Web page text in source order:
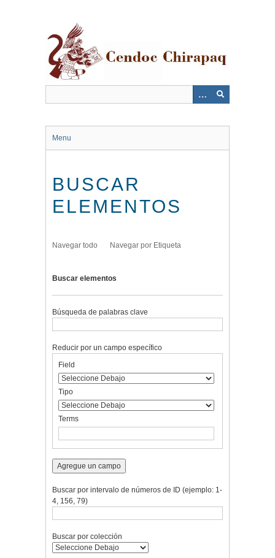
Menu
BUSCAR
ELEMENTOS
Navegar todo Navegar por Etiqueta
Buscar elementos
Búsqueda de palabras clave
rows
"Reducir
por
específico":
1
Reducir por un campo específico
de
búsqueda
de
búsqueda
de
búsqueda
de
Búsqueda
Field
Tipo
Terms
Agregue un campo
Buscar por intervalo de números de ID (ejemplo: 1-
4, 156, 79)
Buscar por colección